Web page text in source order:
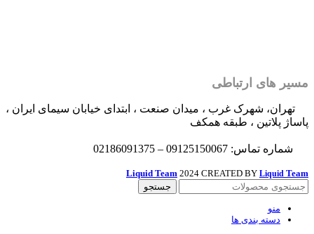
مسیر های ارتباطی
تهران، شهرک غرب ، میدان صنعت ، ابتدای خیابان سیمای ایران ،
پاساژ پلاتین ، طبقه همکف
شماره تماس: 09125150067 – 02186091375
Liquid Team 2024 CREATED BY Liquid Team
جستجو
منو
دسته بندی ها